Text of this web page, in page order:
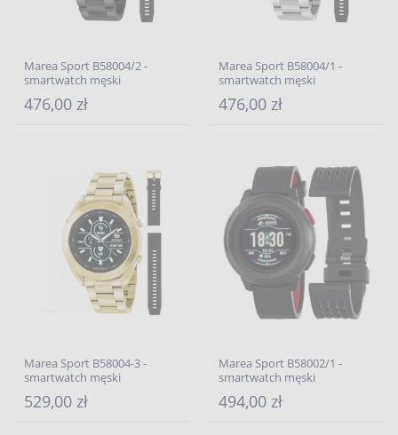
Marea Sport B58004/2 -
smartwatch męski
476,00 zł
Marea Sport B58004/1 -
smartwatch męski
476,00 zł
Marea Sport B58004-3 -
smartwatch męski
529,00 zł
Marea Sport B58002/1 -
smartwatch męski
494,00 zł